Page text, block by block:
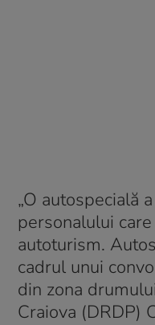
„O autospecială
personalului
autoturism.
cadrul unui
din zona
Craiova (DRDP)